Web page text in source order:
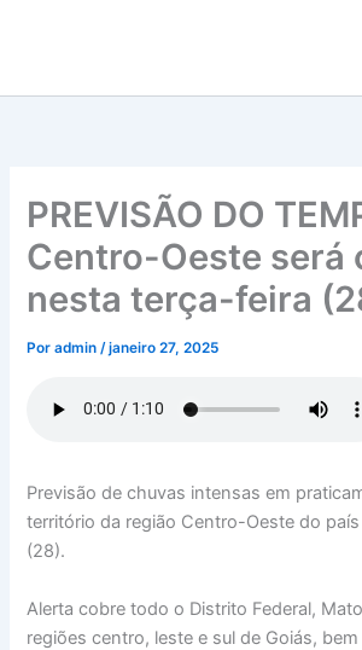
conteúdo
PREVISÃO DO
Centro-Oeste será
nesta terça-feira
Poradmin/janeiro 27, 2025
Previsão de chuvas intensas em
território da região Centro-Oeste do
(28).
Alerta cobre todo o Distrito Federal,
regiões centro, leste e sul de Goiás,